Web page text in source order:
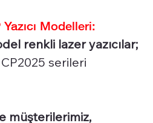
Modelleri:
renkli lazer yazıcılar;
serileri
müşterilerimiz,